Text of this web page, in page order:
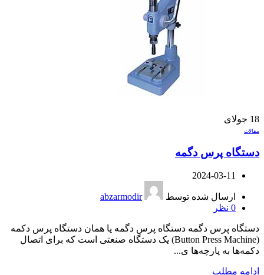
18 جولای
مقالات
دستگاه پرس دگمه
2024-03-11
ارسال شده توسط
abzarmodir
0 نظر
دستگاه پرس دگمه دستگاه پرس دگمه یا همان دستگاه پرس دکمه
(Button Press Machine) یک دستگاه صنعتی است که برای اتصال
دکمه‌ها به پارچه‌ها ی...
ادامه مطلب